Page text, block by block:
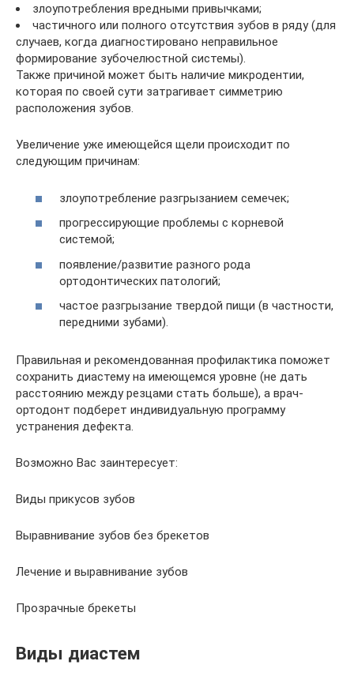
злоупотребления вредными привычками;
частичного или полного отсутствия зубов в ряду (для
случаев, когда диагностировано неправильное
формирование зубочелюстной системы).
Также причиной может быть наличие микродентии,
которая по своей сути затрагивает симметрию
расположения зубов.
Увеличение уже имеющейся щели происходит по
следующим причинам:
злоупотребление разгрызанием семечек;
прогрессирующие проблемы с корневой
системой;
появление/развитие разного рода
ортодонтических патологий;
частое разгрызание твердой пищи (в частности,
передними зубами).
Правильная и рекомендованная профилактика поможет
сохранить диастему на имеющемся уровне (не дать
расстоянию между резцами стать больше), а врач-
ортодонт подберет индивидуальную программу
устранения дефекта.
Возможно Вас заинтересует:
Виды прикусов зубов
Выравнивание зубов без брекетов
Лечение и выравнивание зубов
Прозрачные брекеты
Виды диастем